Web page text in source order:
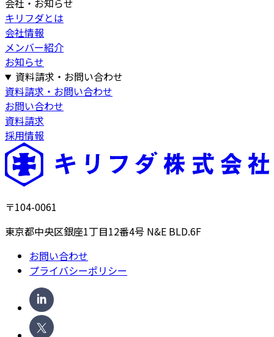
会社・お知らせ
キリフダとは
会社情報
メンバー紹介
お知らせ
資料請求・お問い合わせ
資料請求・お問い合わせ
お問い合わせ
資料請求
採用情報
〒104-0061
東京都中央区銀座1丁目12番4号 N&E BLD.6F
お問い合わせ
プライバシーポリシー